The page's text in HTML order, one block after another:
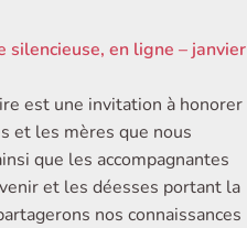
silencieuse, en ligne – janvier
est une invitation à honorer
et les mères que nous
que les accompagnantes
et les déesses portant la
nos connaissances